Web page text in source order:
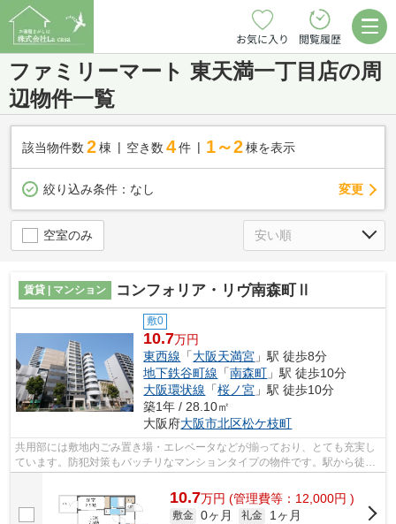
お気に入り 閲覧履歴
ファミリーマート 東天満一丁目店の周
辺物件一覧
該当物件数 2棟 空き数 4 件 1～2 棟を表示
絞り込み条件： なし 変更
空室のみ
賃貸 | マンション コンフォリア・リヴ南森町Ⅱ
敷0
10.7万円
東西線 「大阪天満宮 」駅 徒歩8分
地下鉄谷町線 「南森町 」駅 徒歩10分
大阪環状線 「桜ノ宮 」駅 徒歩10分
築1年 / 28.10㎡
大阪府大阪市北区松ケ枝町
共用部には敷地内ごみ置き場・エレベータなどが揃っており、とても充実し
ています。防犯対策もバッチリなマンションタイプの物件です。駅から徒歩
8分に立地する物件です。外観タイル張...
10.7万円 (管理費等：12,000円 )
敷金 0ヶ月 礼金
1ヶ月